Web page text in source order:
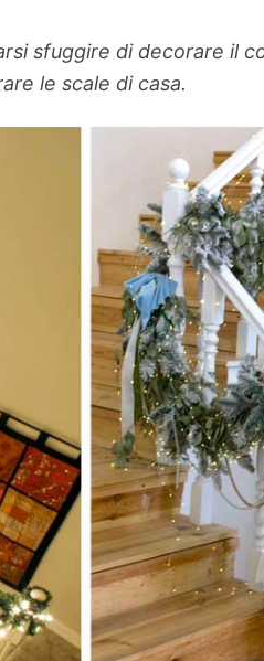
sfuggire di decorare il
le scale di casa.